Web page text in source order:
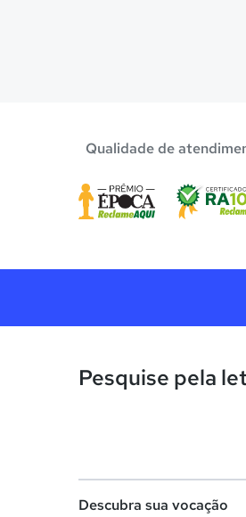
Qualidade de
Pesquise pela
Descubra sua vocação